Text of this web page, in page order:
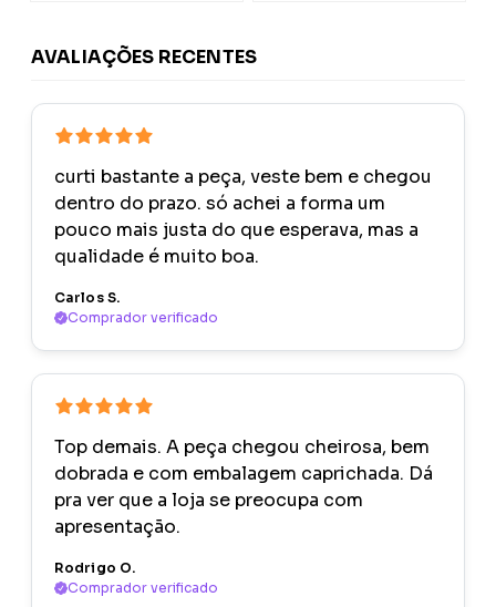
AVALIAÇÕES RECENTES
curti bastante a peça, veste bem e chegou
dentro do prazo. só achei a forma um
pouco mais justa do que esperava, mas a
qualidade é muito boa.
Carlos S.
Comprador verificado
Top demais. A peça chegou cheirosa, bem
dobrada e com embalagem caprichada. Dá
pra ver que a loja se preocupa com
apresentação.
Rodrigo O.
Comprador verificado